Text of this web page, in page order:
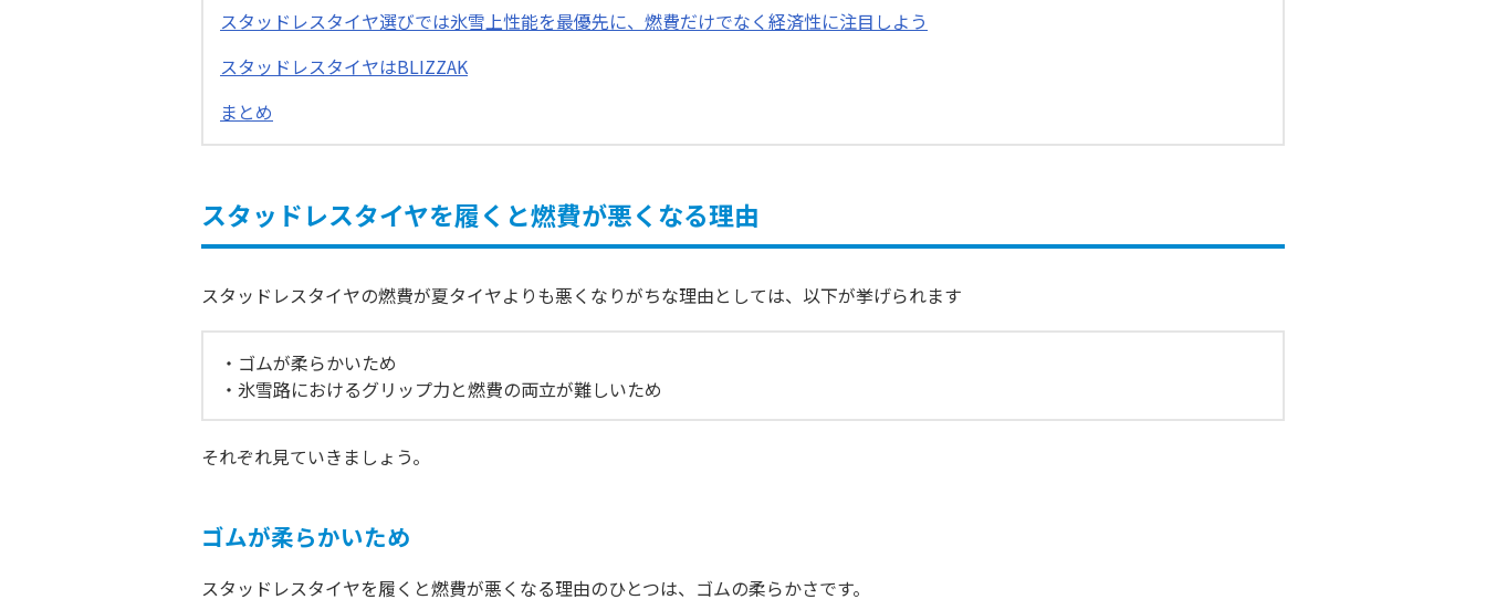
スタッドレスタイヤ選びでは氷雪上性能を最優先に、燃費だけでなく経済性に注目しよう
スタッドレスタイヤはBLIZZAK
まとめ
スタッドレスタイヤを履くと燃費が悪くなる理由
スタッドレスタイヤの燃費が夏タイヤよりも悪くなりがちな理由としては、以下が挙げられます
ゴムが柔らかいため
氷雪路におけるグリップ力と燃費の両立が難しいため
それぞれ見ていきましょう。
ゴムが柔らかいため
スタッドレスタイヤを履くと燃費が悪くなる理由のひとつは、ゴムの柔らかさです。